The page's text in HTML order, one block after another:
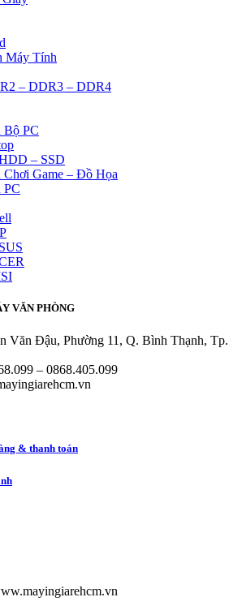
Máy Tính
– DDR3 – DDR4
Bộ PC
– SSD
Game – Đồ Họa
PC
VĂN PHÒNG
Văn Đậu, Phường 11, Q. Bình Thạnh, Tp.
– 0868.405.099
& thanh toán